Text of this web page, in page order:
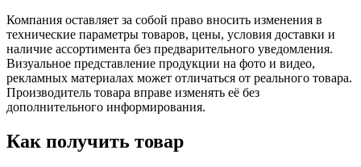
Компания оставляет за собой право вносить изменения в
технические параметры товаров, цены, условия доставки и
наличие ассортимента без предварительного уведомления.
Визуальное представление продукции на фото и видео,
рекламных материалах может отличаться от реального товара.
Производитель товара вправе изменять её без
дополнительного информирования.
Как получить товар